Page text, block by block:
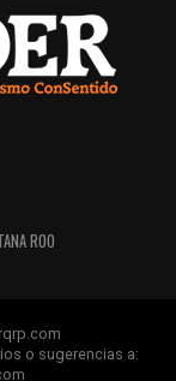
de
ROO
o sugerencias a: